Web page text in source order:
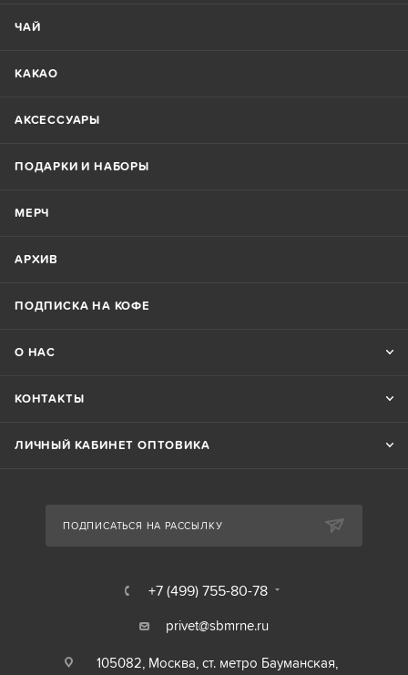
ЧАЙ
КАКАО
АКСЕССУАРЫ
ПОДАРКИ И НАБОРЫ
МЕРЧ
АРХИВ
ПОДПИСКА НА КОФЕ
О НАС
КОНТАКТЫ
ЛИЧНЫЙ КАБИНЕТ ОПТОВИКА
ПОДПИСАТЬСЯ НА РАССЫЛКУ
+7 (499) 755-80-78
privet@sbmrne.ru
105082, Москва, ст. метро Бауманская,